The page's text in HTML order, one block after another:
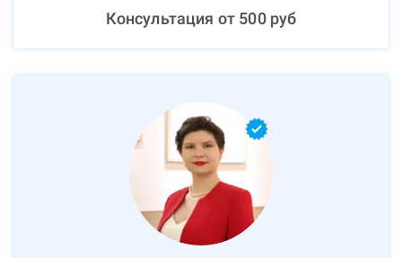
Консультация от 500руб